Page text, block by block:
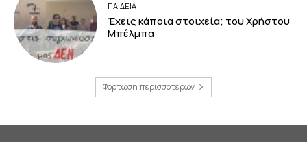
ΠΑΙΔΕΙΑ
Έχεις κάποια στοιχεία; του Χρήστου
Μπέλμπα
Φόρτωση περισσοτέρων